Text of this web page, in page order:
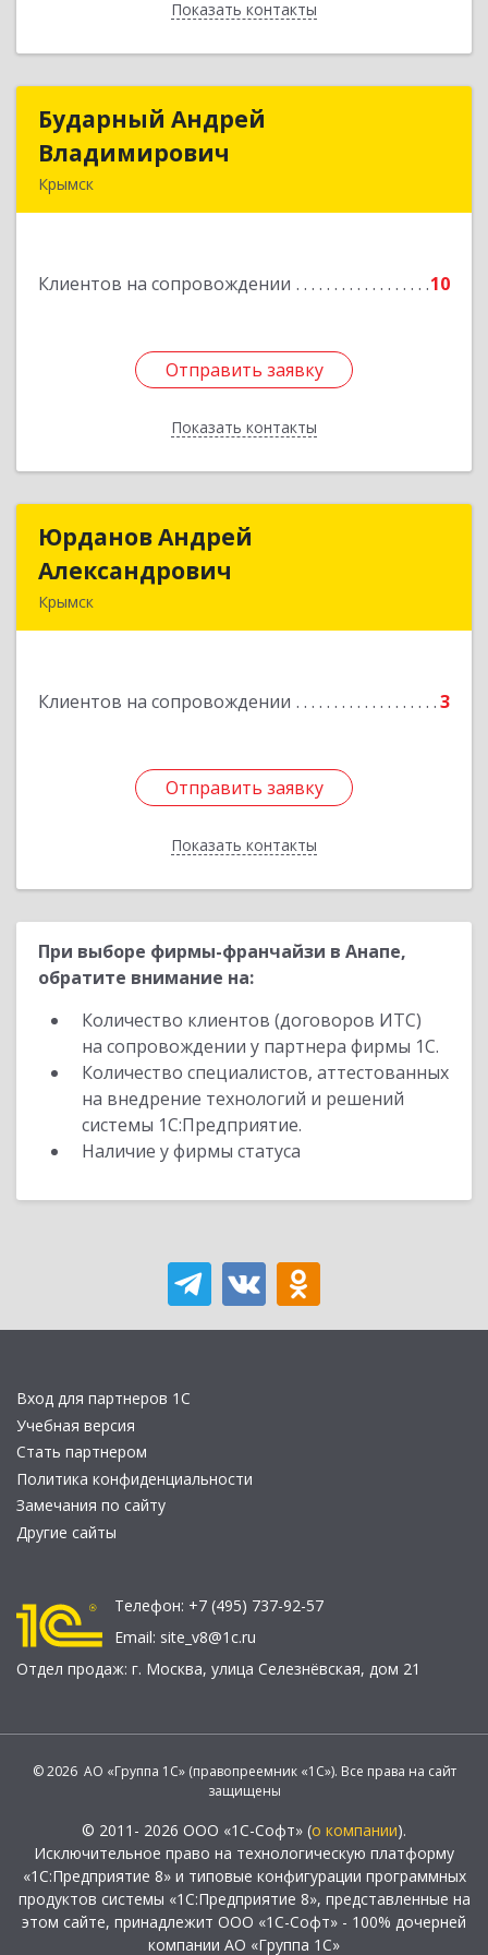
Показать контакты
Назад
Бударный Андрей
Владимирович
Крымск
Клиентов на сопровождении 10
Отправить заявку
Показать контакты
Бударный Андрей
Подробнее
Отправить заявку
Назад
Юрданов Андрей
Александрович
Крымск
Клиентов на сопровождении 3
Отправить заявку
Показать контакты
Юрданов Андрей
Подробнее
Отправить заявку
Назад
При выборе фирмы-франчайзи в Анапе,
обратите внимание на:
Количество клиентов (договоров ИТС)
на сопровождении у партнера фирмы 1С.
Количество специалистов, аттестованных
на внедрение технологий и решений
системы 1С:Предприятие.
Наличие у фирмы статуса
Вход для партнеров 1С
Учебная версия
Стать партнером
Политика конфиденциальности
Замечания по сайту
Другие сайты
Телефон: +7 (495) 737-92-57
Email: site_v8@1c.ru
Отдел продаж: г. Москва, улица Селезнёвская, дом 21
© 2026 АО «Группа 1С» (правопреемник «1С»). Все права на сайт
защищены
© 2011- 2026 ООО «1С-Софт» (о компании).
Исключительное право на технологическую платформу
«1С:Предприятие 8» и типовые конфигурации программных
продуктов системы «1С:Предприятие 8», представленные на
этом сайте, принадлежит ООО «1С-Софт» - 100% дочерней
компании АО «Группа 1С»